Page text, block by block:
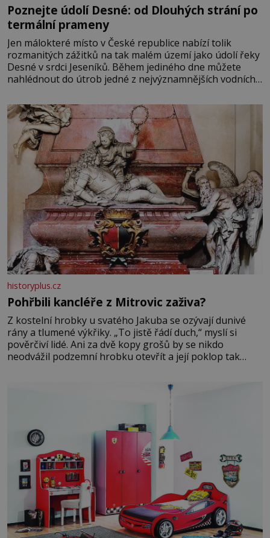
Poznejte údolí Desné: od Dlouhých strání po
termální prameny
Jen málokteré místo v České republice nabízí tolik
rozmanitých zážitků na tak malém území jako údolí řeky
Desné v srdci Jeseníků. Během jediného dne můžete
nahlédnout do útrob jedné z nejvýznamnějších vodních
se na koloběžce a den zakončit poznáváním památek ve
Velkých Losinách nebo v termálním
historyplus.cz
Pohřbili kancléře z Mitrovic zaživa?
Z kostelní hrobky u svatého Jakuba se ozývají dunivé
rány a tlumené výkřiky. „To jistě řádí duch,“ myslí si
pověrčiví lidé. Ani za dvě kopy grošů by se nikdo
neodvážil podzemní hrobku otevřít a její poklop tak